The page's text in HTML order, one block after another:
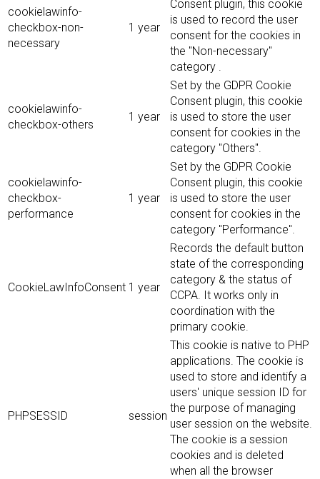
cookielawinfo-
checkbox-non-
necessary
1 year
Consent plugin, this cookie
is used to record the user
consent for the cookies in
the "Non-necessary"
category .
cookielawinfo-
checkbox-others
1 year
Set by the GDPR Cookie
Consent plugin, this cookie
is used to store the user
consent for cookies in the
category "Others".
cookielawinfo-
checkbox-
performance
1 year
Set by the GDPR Cookie
Consent plugin, this cookie
is used to store the user
consent for cookies in the
category "Performance".
CookieLawInfoConsent 1 year
Records the default button
state of the corresponding
category & the status of
CCPA. It works only in
coordination with the
primary cookie.
PHPSESSID session
This cookie is native to PHP
applications. The cookie is
used to store and identify a
users' unique session ID for
the purpose of managing
user session on the website.
The cookie is a session
cookies and is deleted
when all the browser